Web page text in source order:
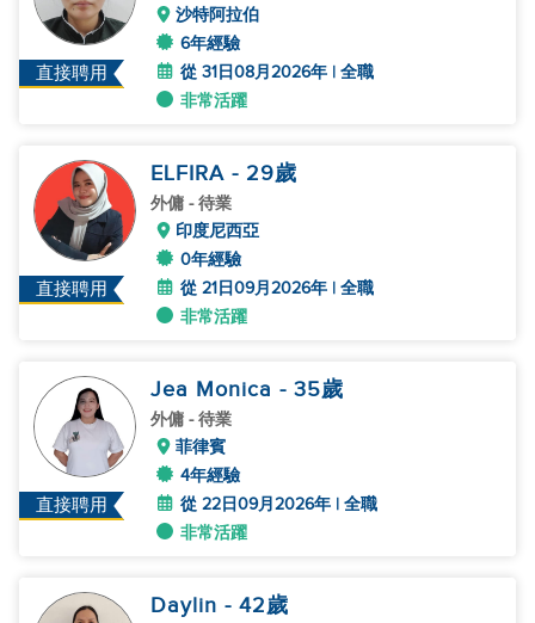
直接聘用
沙特阿拉伯
6年經驗
從 31日08月2026年 | 全職
非常活躍
直接聘用
ELFIRA - 29歲
外傭 - 待業
印度尼西亞
0年經驗
從 21日09月2026年 | 全職
非常活躍
直接聘用
Jea Monica - 35歲
外傭 - 待業
菲律賓
4年經驗
從 22日09月2026年 | 全職
非常活躍
Daylin - 42歲